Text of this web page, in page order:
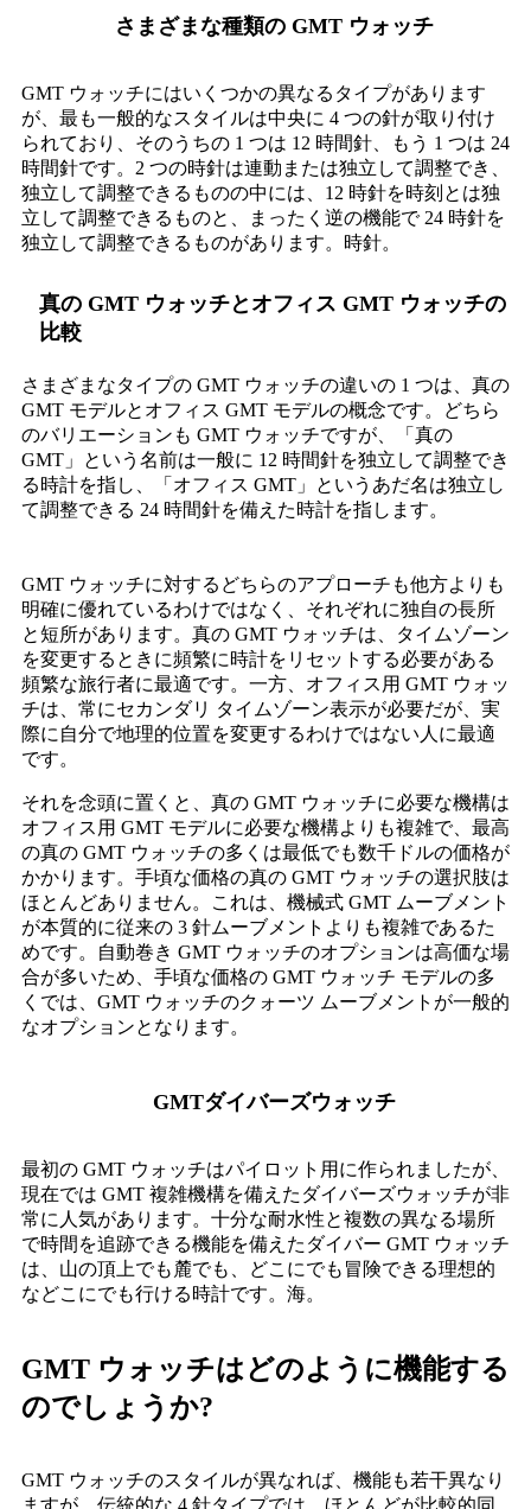
さまざまな種類の GMT ウォッチ
GMT ウォッチにはいくつかの異なるタイプがあります
が、最も一般的なスタイルは中央に 4 つの針が取り付け
られており、そのうちの 1 つは 12 時間針、もう 1 つは 24
時間針です。2 つの時針は連動または独立して調整でき、
独立して調整できるものの中には、12 時針を時刻とは独
立して調整できるものと、まったく逆の機能で 24 時針を
独立して調整できるものがあります。時針。
真の GMT ウォッチとオフィス GMT ウォッチの
比較
さまざまなタイプの GMT ウォッチの違いの 1 つは、真の
GMT モデルとオフィス GMT モデルの概念です。どちら
のバリエーションも GMT ウォッチですが、「真の
GMT」という名前は一般に 12 時間針を独立して調整でき
る時計を指し、「オフィス GMT」というあだ名は独立し
て調整できる 24 時間針を備えた時計を指します。
GMT ウォッチに対するどちらのアプローチも他方よりも
明確に優れているわけではなく、それぞれに独自の長所
と短所があります。真の GMT ウォッチは、タイムゾーン
を変更するときに頻繁に時計をリセットする必要がある
頻繁な旅行者に最適です。一方、オフィス用 GMT ウォッ
チは、常にセカンダリ タイムゾーン表示が必要だが、実
際に自分で地理的位置を変更するわけではない人に最適
です。
それを念頭に置くと、真の GMT ウォッチに必要な機構は
オフィス用 GMT モデルに必要な機構よりも複雑で、最高
の真の GMT ウォッチの多くは最低でも数千ドルの価格が
かかります。手頃な価格の真の GMT ウォッチの選択肢は
ほとんどありません。これは、機械式 GMT ムーブメント
が本質的に従来の 3 針ムーブメントよりも複雑であるた
めです。自動巻き GMT ウォッチのオプションは高価な場
合が多いため、手頃な価格の GMT ウォッチ モデルの多
くでは、GMT ウォッチのクォーツ ムーブメントが一般的
なオプションとなります。
GMTダイバーズウォッチ
最初の GMT ウォッチはパイロット用に作られましたが、
現在では GMT 複雑機構を備えたダイバーズウォッチが非
常に人気があります。十分な耐水性と複数の異なる場所
で時間を追跡できる機能を備えたダイバー GMT ウォッチ
は、山の頂上でも麓でも、どこにでも冒険できる理想的
などこにでも行ける時計です。海。
GMT ウォッチはどのように機能する
のでしょうか?
GMT ウォッチのスタイルが異なれば、機能も若干異なり
ますが、伝統的な 4 針タイプでは、ほとんどが比較的同